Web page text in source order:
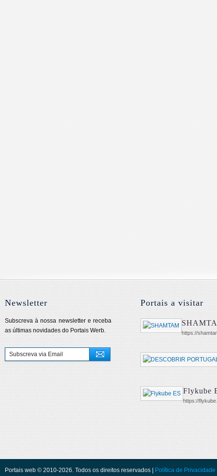
Newsletter
Subscreva à nossa newsletter e receba
as últimas novidades do Portais Werb.
Portais a visitar
https://
Flykube
https://
Portais web © 2010-2026. Todos os direitos reservados | Política de Privacidade